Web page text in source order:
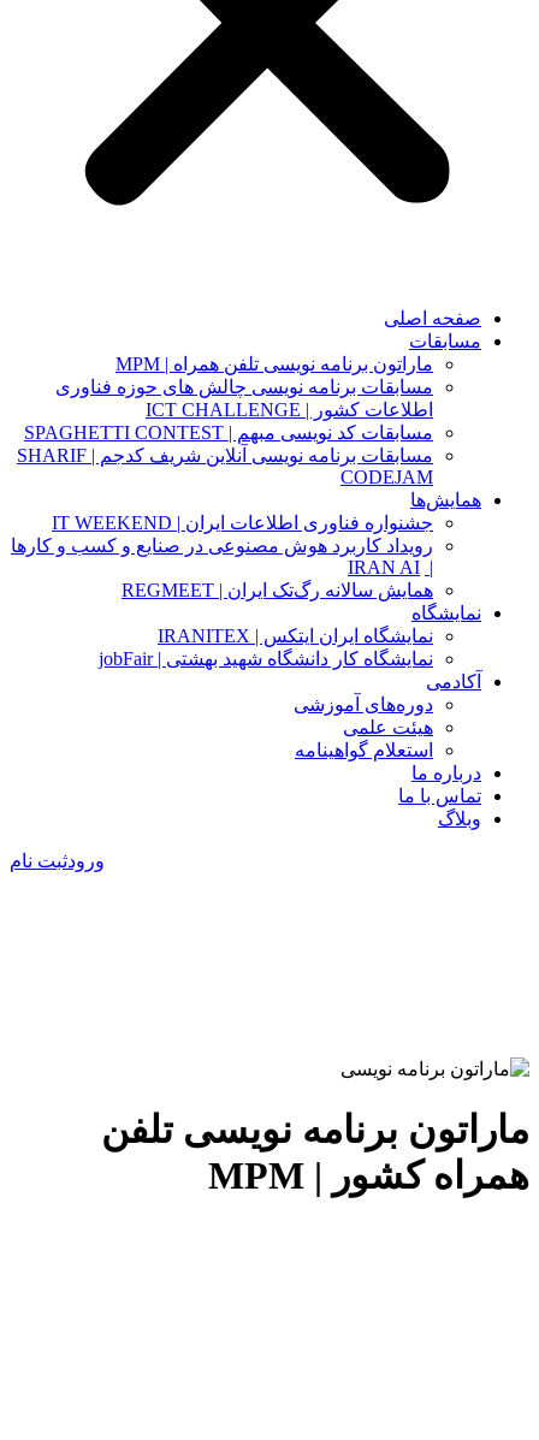
صفحه اصلی
مسابقات
ماراتون برنامه نویسی تلفن همراه | MPM
مسابقات برنامه نویسی چالش های حوزه فناوری
اطلاعات کشور | ICT CHALLENGE
مسابقات کد نویسی مبهم | SPAGHETTI CONTEST
مسابقات برنامه نویسی آنلاین شریف کدجم | SHARIF
CODEJAM
همایش‌ها
جشنواره فناوری اطلاعات ایران | IT WEEKEND
رویداد کاربرد هوش مصنوعی در صنایع و کسب و کارها
|
IRAN AI
همایش سالانه رگ‌تک ایران | REGMEET
نمایشگاه
نمایشگاه ایران ایتکس | IRANITEX
نمایشگاه کار دانشگاه شهید بهشتی | jobFair
آکادمی
دوره‌های آموزشی
هیئت علمی
استعلام گواهینامه
درباره ما
تماس با ما
وبلاگ
ورودثبت نام
ماراتون برنامه نویسی تلفن
همراه کشور | MPM